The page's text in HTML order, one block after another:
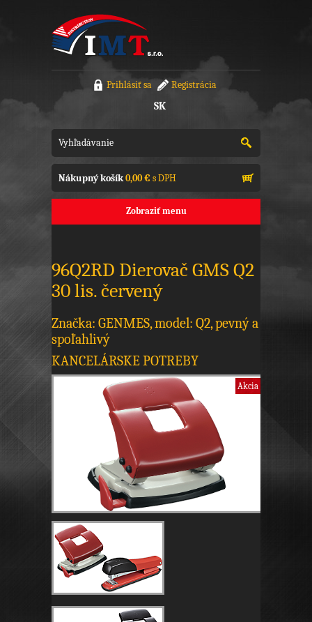
Prihlásiť sa Registrácia
SK
Nákupný košík0,00 €s DPH
Zobraziť menu
96Q2RD Dierovač GMS Q2
30 lis. červený
Značka: GENMES, model: Q2, pevný a
spoľahlivý
KANCELÁRSKE POTREBY
Akcia